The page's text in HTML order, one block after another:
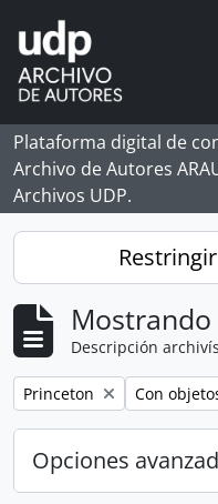
Skip to main content
Plataforma digital de
Archivo de Autores
Archivos UDP.
Descripción
Remove filter:
Princeton Remove
Con
Opciones